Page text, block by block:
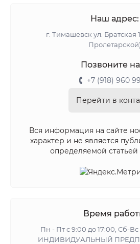
Наш адрес:
г. Тимашевск ул. Братская
Пролетарской)
Позвоните
+7 (918) 960
Перейти в
Вся информация на сайте
характер и не является
определяемой
Время
Пн - Пт с 9:00 до 17:00, Сб-Вс
ИНДИВИДУАЛЬНЫЙ